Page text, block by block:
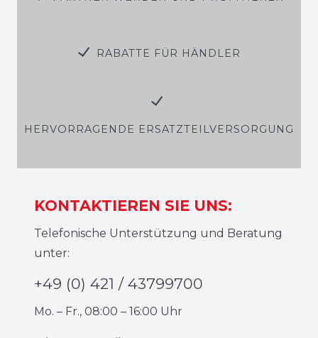
RABATTE FÜR HÄNDLER
HERVORRAGENDE ERSATZTEILVERSORGUNG
KONTAKTIEREN SIE UNS:
Telefonische Unterstützung und Beratung
unter:
+49 (0) 421 / 43799700
Mo. – Fr., 08:00 – 16:00 Uhr